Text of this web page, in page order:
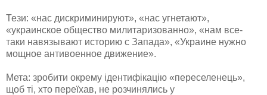
Тези: «нас дискриминируют», «нас угнетают»,
«украинское общество милитаризованно», «нам все-
таки навязывают историю с Запада», «Украине нужно
мощное антивоенное движение».
Мета: зробити окрему ідентифікацію «переселенець»,
щоб ті, хто переїхав, не розчинялись у